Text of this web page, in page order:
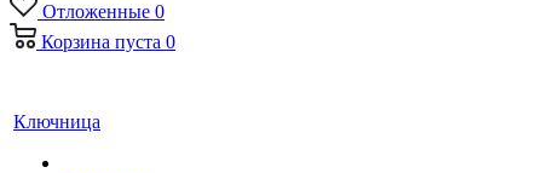
Отложенные 0
Корзина пуста 0
Ключница